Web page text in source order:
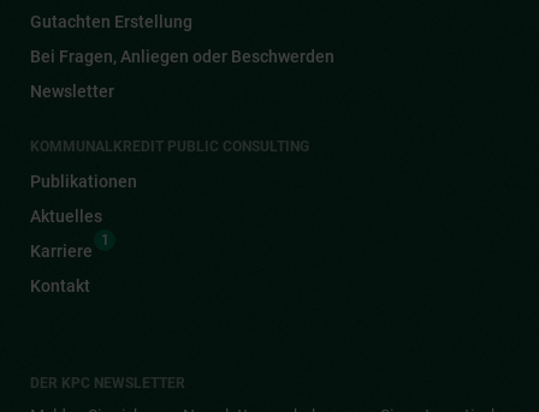
Gutachten Erstellung
Bei Fragen, Anliegen oder Beschwerden
Newsletter
KOMMUNALKREDIT PUBLIC CONSULTING
Publikationen
Aktuelles
Karriere
1
Kontakt
DER KPC NEWSLETTER